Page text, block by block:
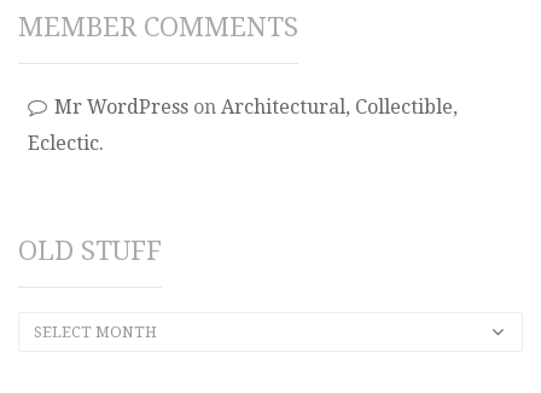
MEMBER COMMENTS
Mr WordPress onArchitectural, Collectible,
Eclectic.
OLD STUFF
SELECT MONTH